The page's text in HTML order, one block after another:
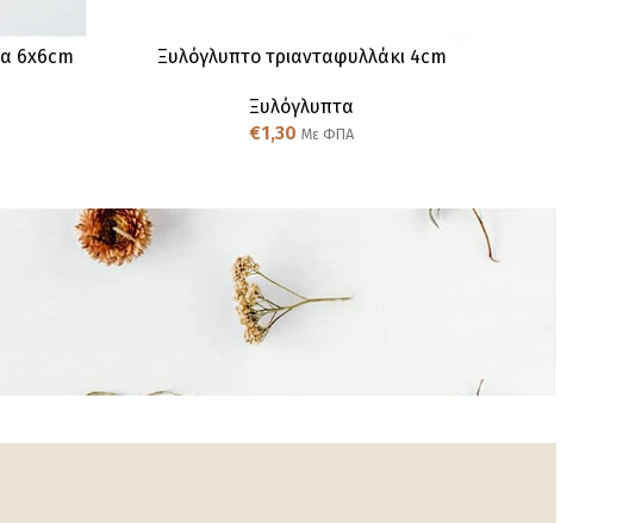
6x6cm Ξυλόγλυπτo τριανταφυλλάκι 4cm
Ξυλόγλυπτα
€1,30 Με ΦΠΑ